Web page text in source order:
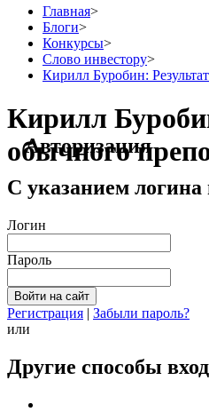
Главная>
Блоги>
Конкурсы>
Слово инвестору>
Кирилл Буробин:
Кирилл
обычного
Авторизация
С указанием логина
Логин
Пароль
Регистрация | Забыли пароль?
или
Другие способы